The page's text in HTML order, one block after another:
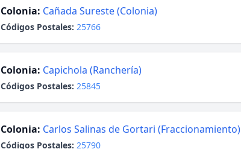
Colonia: Cañada Sureste (Colonia)
Códigos Postales: 25766
Colonia: Capichola (Ranchería)
Códigos Postales: 25845
Colonia: Carlos Salinas de Gortari (Fraccionamiento)
Códigos Postales: 25790